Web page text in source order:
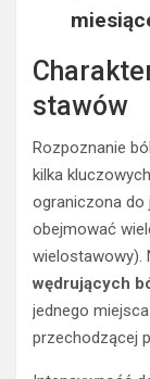
stawów
Rozpoznanie
kilka
ograniczona do
obejmować
wielostawowy).
wędrujących
jednego
przechodzącej